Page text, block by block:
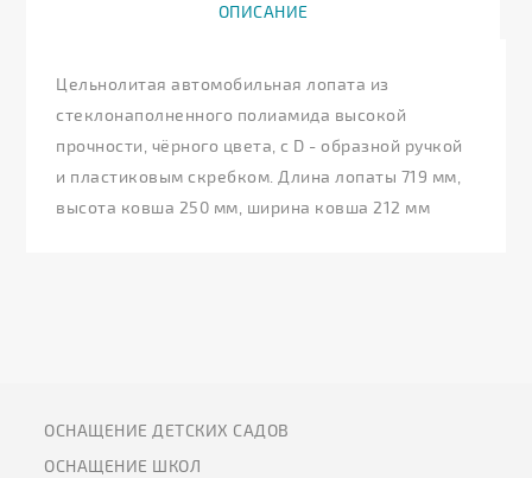
ОПИСАНИЕ
Цельнолитая автомобильная лопата из
стеклонаполненного полиамида высокой
прочности, чёрного цвета, с D - образной ручкой
и пластиковым скребком. Длина лопаты 719 мм,
высота ковша 250 мм, ширина ковша 212 мм
ОСНАЩЕНИЕ ДЕТСКИХ САДОВ
ОСНАЩЕНИЕ ШКОЛ